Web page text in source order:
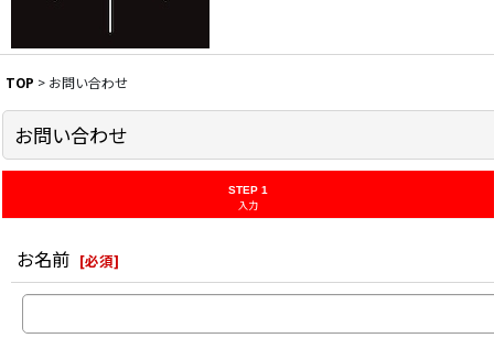
TOP > お問い合わせ
お問い合わせ
STEP 1
入力
お名前 [必須]